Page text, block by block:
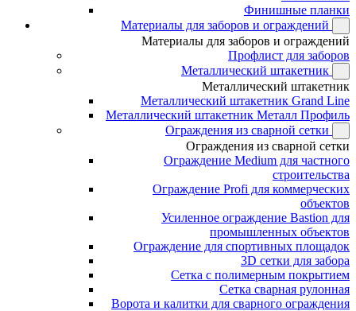
Финишные планки
Материалы для заборов и ограждений
Материалы для заборов и ограждений
Профлист для заборов
Металлический штакетник
Металлический штакетник
Металлический штакетник Grand Line
Металлический штакетник Металл Профиль
Ограждения из сварной сетки
Ограждения из сварной сетки
Ограждение Medium для частного
строительства
Ограждение Profi для коммерческих
объектов
Усиленное ограждение Bastion для
промышленных объектов
Ограждение для спортивных площадок
3D сетки для забора
Сетка с полимерным покрытием
Сетка сварная рулонная
Ворота и калитки для сварного ограждения